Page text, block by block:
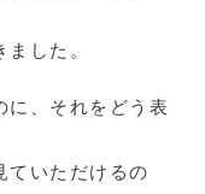
した。
に、それをどう表
ていただけるの